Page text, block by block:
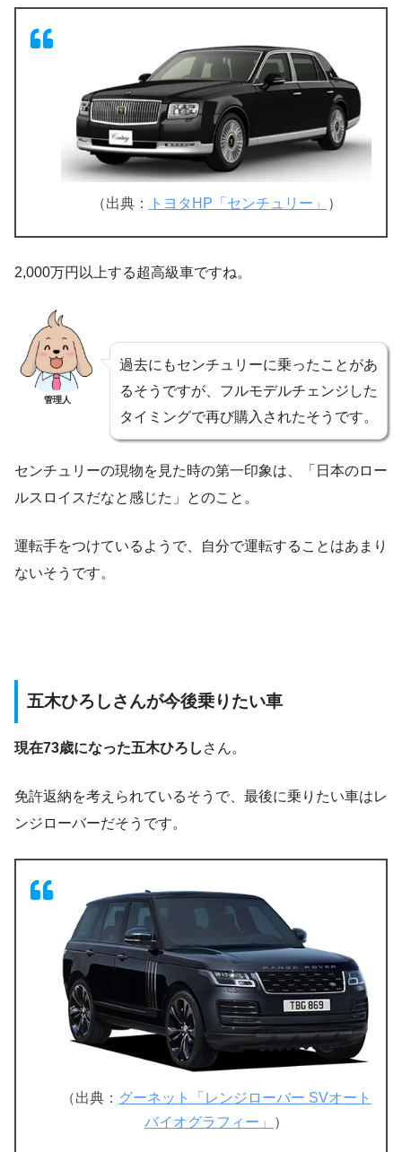
（出典： トヨタHP「センチュリー」 ）
2,000万円以上する超高級車ですね。
管理人
過去にもセンチュリーに乗ったことがあ
るそうですが、フルモデルチェンジした
タイミングで再び購入されたそうです。
センチュリーの現物を見た時の第一印象は、「日本のロー
ルスロイスだなと感じた」とのこと。
運転手をつけているようで、自分で運転することはあまり
ないそうです。
五木ひろしさんが今後乗りたい車
現在73歳になった五木ひろし さん。
免許返納を考えられているそうで、最後に乗りたい車はレ
ンジローバーだそうです。
（出典： グーネット「レンジローバー SVオート
バイオグラフィー」
）